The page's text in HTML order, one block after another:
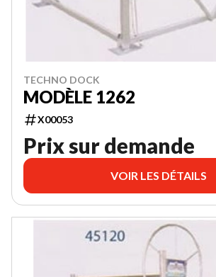
TECHNO DOCK
MODÈLE 1262
X00053
Prix sur demande
VOIR LES DÉTAILS